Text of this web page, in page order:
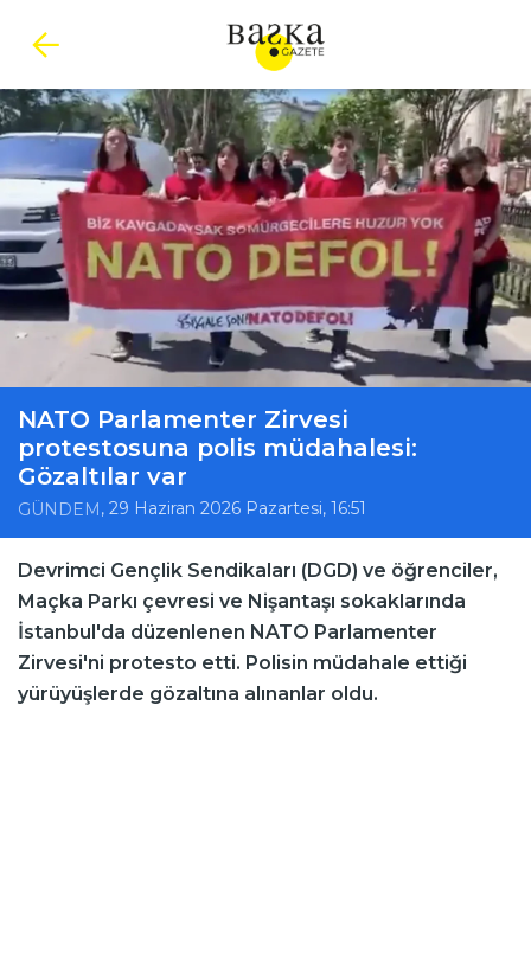
NATO Parlamenter Zirvesi
protestosuna polis müdahalesi:
Gözaltılar var
GÜNDEM , 29 Haziran 2026 Pazartesi, 16:51
Devrimci Gençlik Sendikaları (DGD) ve öğrenciler,
Maçka Parkı çevresi ve Nişantaşı sokaklarında
İstanbul'da düzenlenen NATO Parlamenter
Zirvesi'ni protesto etti. Polisin müdahale ettiği
yürüyüşlerde gözaltına alınanlar oldu.